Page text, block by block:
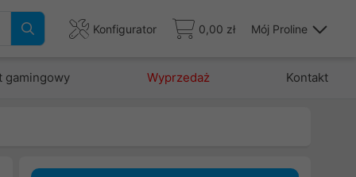
Konfigurator 0,00 zł Mój Proline
gamingowy Wyprzedaż Kontakt